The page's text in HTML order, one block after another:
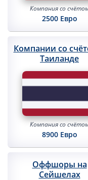
Компания со
2500 Евро
Компании со
Таиланде
Компания со
8900 Евро
Оффшоры на
Сейшелах